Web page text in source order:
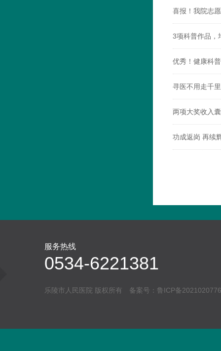
喜报！我院志
3项科普作品，
优秀！健康科
寻医不用走千
两项大奖收入
功成返岗 再续
服务热线
0534-6221381
乐陵市人民医院 版权所有 备案号： 鲁ICP备